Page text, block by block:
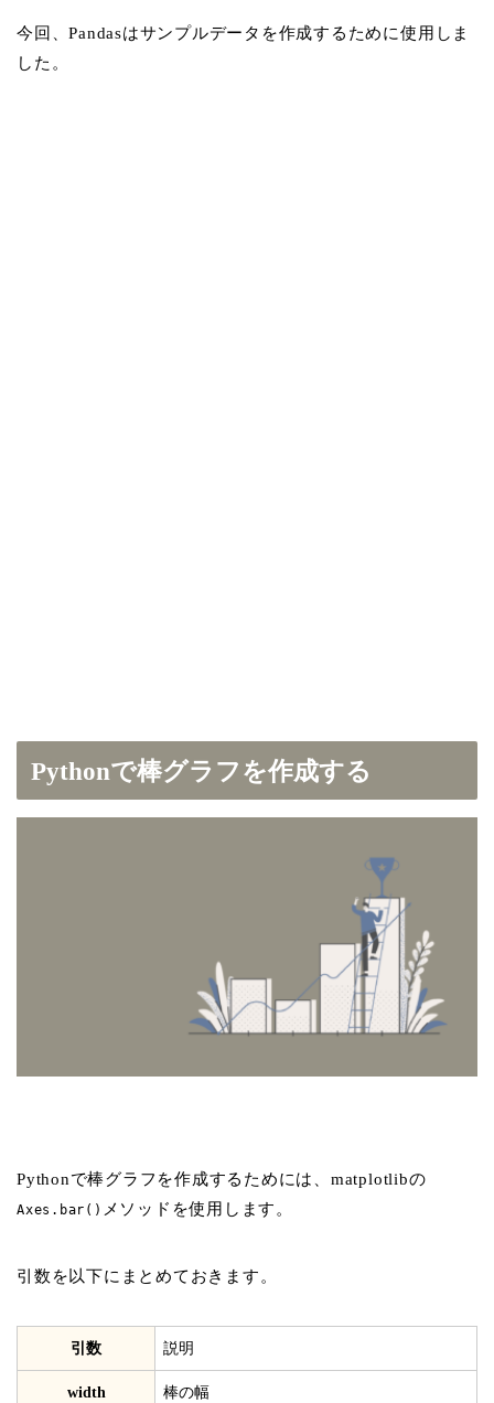
今回、Pandasはサンプルデータを作成するために使用しま
した。
Pythonで棒グラフを作成する
Pythonで棒グラフを作成するためには、matplotlibの
Axes.bar() メソッドを使用します。
引数を以下にまとめておきます。
引数 説明
width 棒の幅